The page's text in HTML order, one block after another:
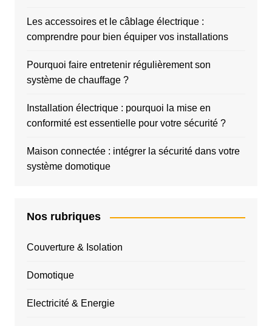
Les accessoires et le câblage électrique :
comprendre pour bien équiper vos installations
Pourquoi faire entretenir régulièrement son
système de chauffage ?
Installation électrique : pourquoi la mise en
conformité est essentielle pour votre sécurité ?
Maison connectée : intégrer la sécurité dans votre
système domotique
Nos rubriques
Couverture & Isolation
Domotique
Electricité & Energie